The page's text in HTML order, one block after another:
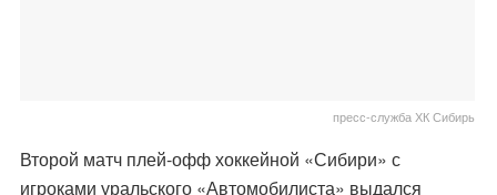
пресс-служба ХК Сибирь
Второй матч плей-офф хоккейной «Сибири» с
игроками уральского «Автомобилиста» выдался